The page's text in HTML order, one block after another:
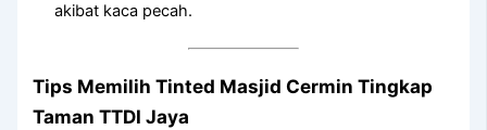
akibat kaca pecah.
Tips Memilih Tinted Masjid Cermin Tingkap
Taman TTDI Jaya